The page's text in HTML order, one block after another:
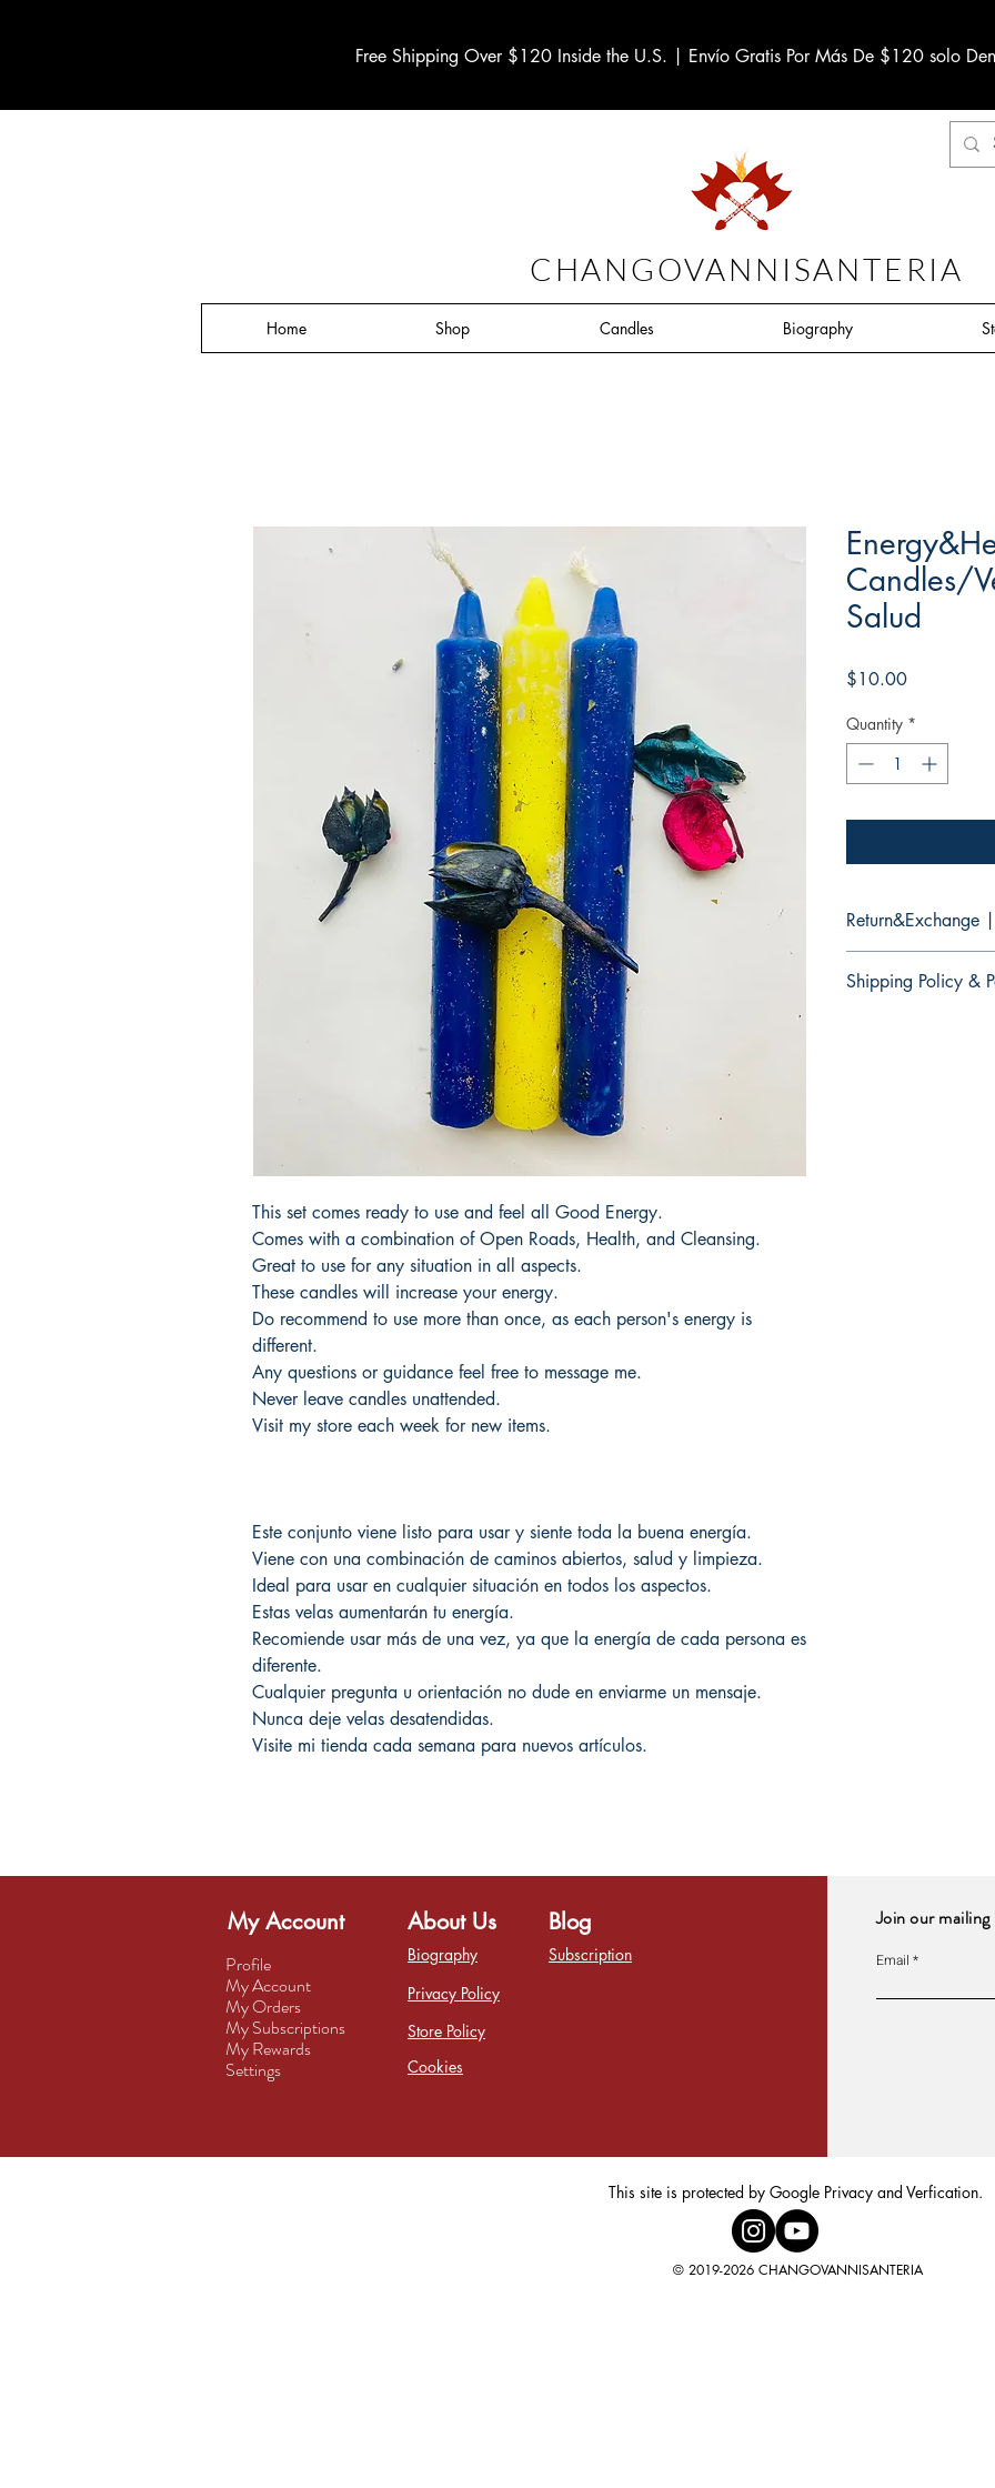
Free Shipping Over $120 Inside the U.S. | Envío Gratis Por Más De $120 solo
CHANGOVANNISANTERIA
Home Shop Candles Biography
This set comes ready to use and feel all Good Energy.
Comes with a combination of Open Roads, Health, and Cleansing.
Great to use for any situation in all aspects.
These candles will increase your energy.
Do recommend to use more than once, as each person's energy is
different.
Any questions or guidance feel free to message me.
Never leave candles unattended.
Visit my store each week for new items.
Este conjunto viene listo para usar y siente toda la buena energía.
Viene con una combinación de caminos abiertos, salud y limpieza.
Ideal para usar en cualquier situación en todos los aspectos.
Estas velas aumentarán tu energía.
Recomiende usar más de una vez, ya que la energía de cada persona es
diferente.
Cualquier pregunta u orientación no dude en enviarme un mensaje.
Nunca deje velas desatendidas.
Visite mi tienda cada semana para nuevos artículos.
Candles/
Salud
$10.00Price
Quantity *
Return&Exchange
No hay devoluciones
Shipping Policy &
My Account
Profile
My Account
My Orders
My Subscriptions
My Rewards
Settings
About Us
Biography
Privacy Policy
Store Policy
Cookies
Blog
Subscription
Join our
Email
This site is protected by Google Privacy and Verfication.
© 2019-2026 CHANGOVANNISANTERIA